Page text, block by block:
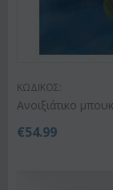
ΚΩΔΙΚΟΣ:
Ανοιξιάτικο
€54.99